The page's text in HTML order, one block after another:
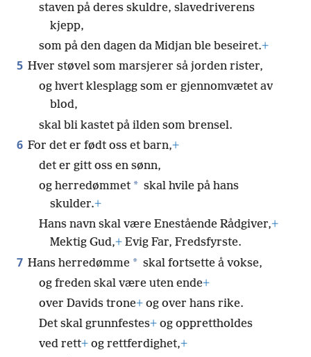
staven på deres skuldre, slavedriverens
kjepp,
som på den dagen da Midjan ble beseiret.+
5 Hver støvel som marsjerer så jorden rister,
og hvert klesplagg som er gjennomvætet av
blod,
skal bli kastet på ilden som brensel.
6 For det er født oss et barn,+
det er gitt oss en sønn,
og herredømmet * skal hvile på hans
skulder.+
Hans navn skal være Enestående Rådgiver,+
Mektig Gud,+ Evig Far, Fredsfyrste.
7 Hans herredømme * skal fortsette å vokse,
og freden skal være uten ende+
over Davids trone+ og over hans rike.
Det skal grunnfestes+ og opprettholdes
ved rett+ og rettferdighet,+